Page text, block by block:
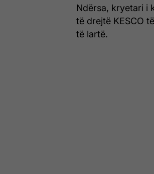
Ndërsa, kryetari i
të drejtë KESCO
të lartë.